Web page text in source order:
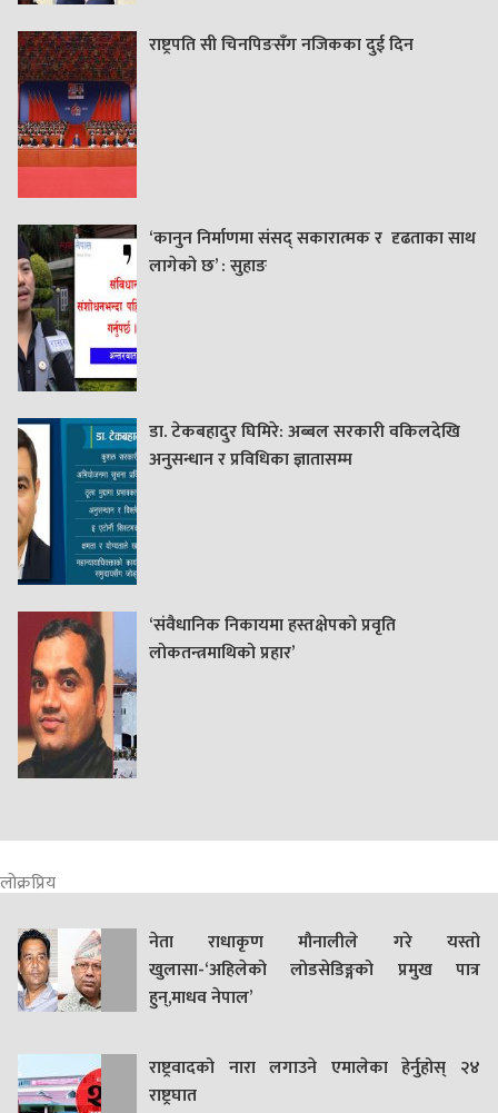
राष्ट्रपति सी चिनपिङसँग नजिकका दुई दिन
‘कानुन निर्माणमा संसद् सकारात्मक र दृढताका साथ
लागेको छ’ : सुहाङ
डा. टेकबहादुर घिमिरे: अब्बल सरकारी वकिलदेखि
अनुसन्धान र प्रविधिका ज्ञातासम्म
‘संवैधानिक निकायमा हस्तक्षेपको प्रवृति
लोकतन्त्रमाथिको प्रहार’
लोक्रप्रिय
नेता राधाकृण मौनालीले गरे यस्तो
खुलासा-‘अहिलेको लोडसेडिङ्गको प्रमुख पात्र
हुन्,माधव नेपाल’
राष्ट्रवादको नारा लगाउने एमालेका हेर्नुहोस् २४
राष्ट्रघात